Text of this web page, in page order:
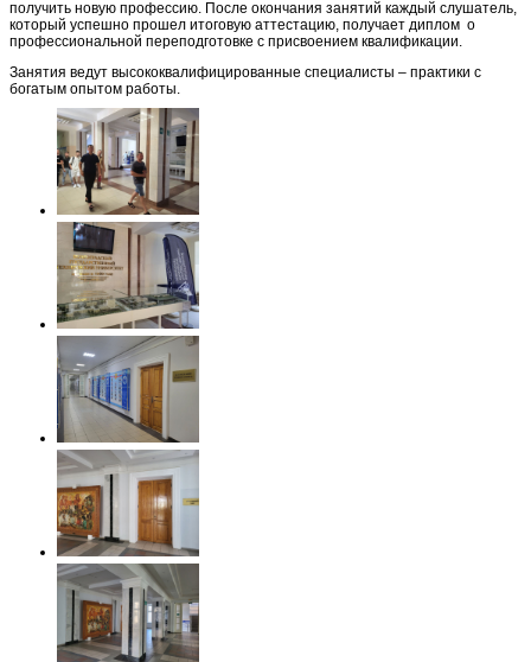
получить новую профессию. После окончания занятий каждый слушатель,
который успешно прошел итоговую аттестацию, получает диплом о
профессиональной переподготовке с присвоением квалификации.
Занятия ведут высококвалифицированные специалисты – практики с
богатым опытом работы.